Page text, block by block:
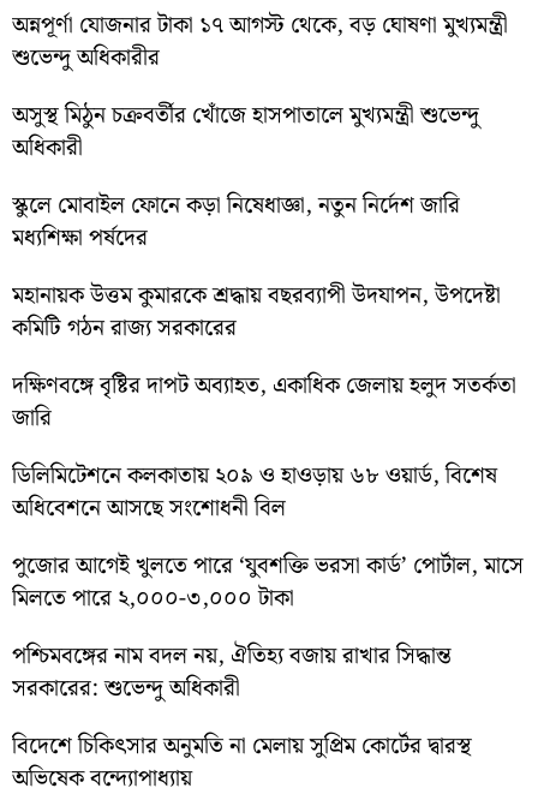
অন্নপূর্ণা যোজনার টাকা ১৭ আগস্ট থেকে, বড় ঘোষণা মুখ্যমন্ত্রী
শুভেন্দু অধিকারীর
অসুস্থ মিঠুন চক্রবর্তীর খোঁজে হাসপাতালে মুখ্যমন্ত্রী শুভেন্দু
অধিকারী
স্কুলে মোবাইল ফোনে কড়া নিষেধাজ্ঞা, নতুন নির্দেশ জারি
মধ্যশিক্ষা পর্ষদের
মহানায়ক উত্তম কুমারকে শ্রদ্ধায় বছরব্যাপী উদযাপন, উপদেষ্টা
কমিটি গঠন রাজ্য সরকারের
দক্ষিণবঙ্গে বৃষ্টির দাপট অব্যাহত, একাধিক জেলায় হলুদ সতর্কতা
জারি
ডিলিমিটেশনে কলকাতায় ২০৯ ও হাওড়ায় ৬৮ ওয়ার্ড, বিশেষ
অধিবেশনে আসছে সংশোধনী বিল
পুজোর আগেই খুলতে পারে ‘যুবশক্তি ভরসা কার্ড’ পোর্টাল, মাসে
মিলতে পারে ২,০০০-৩,০০০ টাকা
পশ্চিমবঙ্গের নাম বদল নয়, ঐতিহ্য বজায় রাখার সিদ্ধান্ত
সরকারের: শুভেন্দু অধিকারী
বিদেশে চিকিৎসার অনুমতি না মেলায় সুপ্রিম কোর্টের দ্বারস্থ
অভিষেক বন্দ্যোপাধ্যায়